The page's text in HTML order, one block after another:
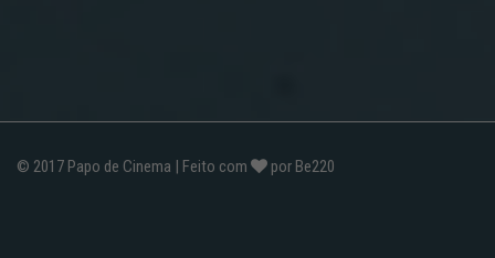
© 2017 Papo de Cinema | Feito com por Be220